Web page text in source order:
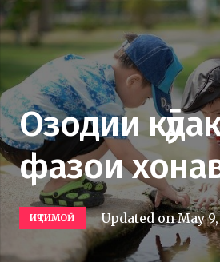
Озодии
фазои
ИҶТИМОӢ Updated onMay